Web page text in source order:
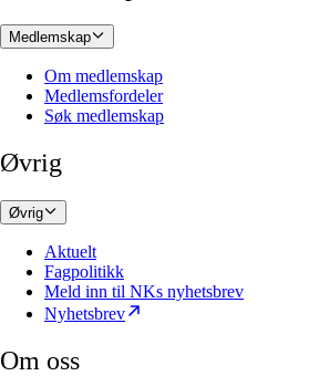
Medlemskap
Om medlemskap
Medlemsfordeler
Søk medlemskap
Øvrig
Øvrig
Aktuelt
Fagpolitikk
Meld inn til NKs nyhetsbrev
Nyhetsbrev
Om oss